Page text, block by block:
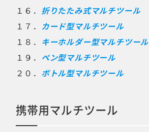
１６． 折りたたみ式マルチツール
１７． カード型マルチツール
１８． キーホルダー型マルチツール
１９． ペン型マルチツール
２０． ボトル型マルチツール
携帯用マルチツール